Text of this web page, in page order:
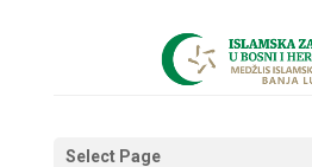
Select Page